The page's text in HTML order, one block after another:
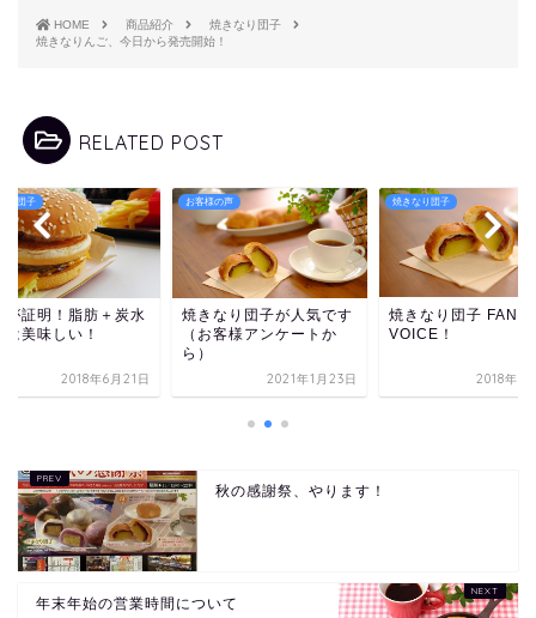
HOME 商品紹介
焼きなり団子
焼きなりんご、今日から発売開始！
RELATED POST
り団子
が証明！脂肪＋炭水
は美味しい！
2018年6月21日
お客様の声
焼きなり団子が人気です
（お客様アンケートか
ら）
2021年1月23日
焼きなり団子
焼きなり団子 FAN
VOICE！
2018年6
秋の感謝祭、やります！
年末年始の営業時間について